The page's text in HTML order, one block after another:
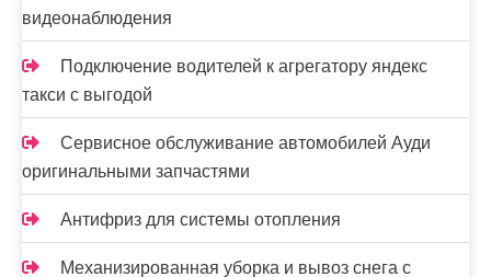
видеонаблюдения
Подключение водителей к агрегатору яндекс
такси с выгодой
Сервисное обслуживание автомобилей Ауди
оригинальными запчастями
Антифриз для системы отопления
Механизированная уборка и вывоз снега с